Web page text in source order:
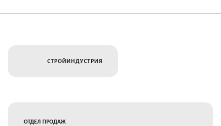
СТРОЙИНДУСТРИЯ
ОТДЕЛ ПРОДАЖ